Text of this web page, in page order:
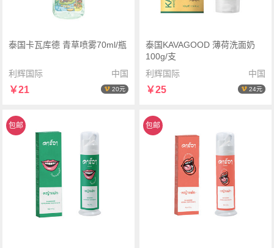
泰国卡瓦库德 青草喷雾70ml/瓶
利辉国际 中国
￥21 20元
泰国KAVAGOOD 薄荷洗面奶
100g/支
利辉国际
中国
￥25 24元
包邮 包邮